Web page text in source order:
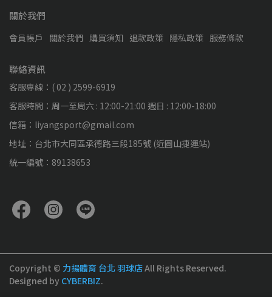
關於我們
會員帳戶 關於我們 購買須知 退款政策 隱私政策 服務條款
聯絡資訊
客服專線：( 02 ) 2599-6919
客服時間：周一至周六 : 12:00-21:00 週日 : 12:00-18:00
信箱：liyangsport@gmail.com
地址：台北市大同區承德路三段185號 (近圓山捷運站)
統一編號：89138653
Copyright © 力揚體育 台北 羽球店All Rights Reserved.
Designed by CYBERBIZ.